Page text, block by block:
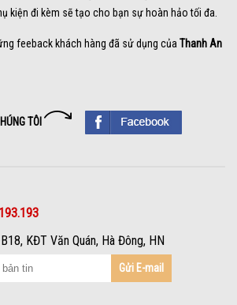
kiện đi kèm sẽ tạo cho bạn sự hoàn hảo tối đa.
feeback khách hàng đã sử dụng củaThanh An
TÔI
KĐT Văn Quán, Hà Đông, HN